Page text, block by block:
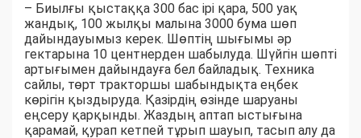
– Биылғы қыстаққа 300 бас ірі қара, 500 уақ
жандық, 100 жылқы малына 3000 бума шөп
дайындауымыз керек. Шөптің шығымы әр
гектарына 10 центнерден шабылуда. Шүйгін шөпті
артығымен дайындауға бел байладық. Техника
сайлы, төрт тракторшы шабындықта еңбек
көрігін қыздыруда. Қазірдің өзінде шаруаны
еңсеру қарқынды. Жаздың аптап ыстығына
қарамай, қурап кетпей тұрып шауып, тасып алу да